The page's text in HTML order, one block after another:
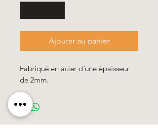
Ajouter au panier
Fabriqué en acier d´une épaisseur
de 2mm.